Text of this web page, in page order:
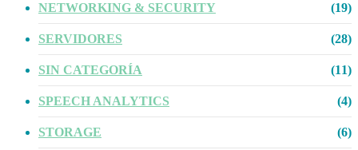
NETWORKING & SECURITY (19)
SERVIDORES (28)
SIN CATEGORÍA (11)
SPEECH ANALYTICS (4)
STORAGE (6)